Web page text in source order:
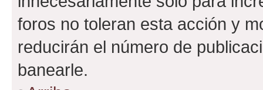
foros no toleran esta acción y
reducirán el número de
banearle.